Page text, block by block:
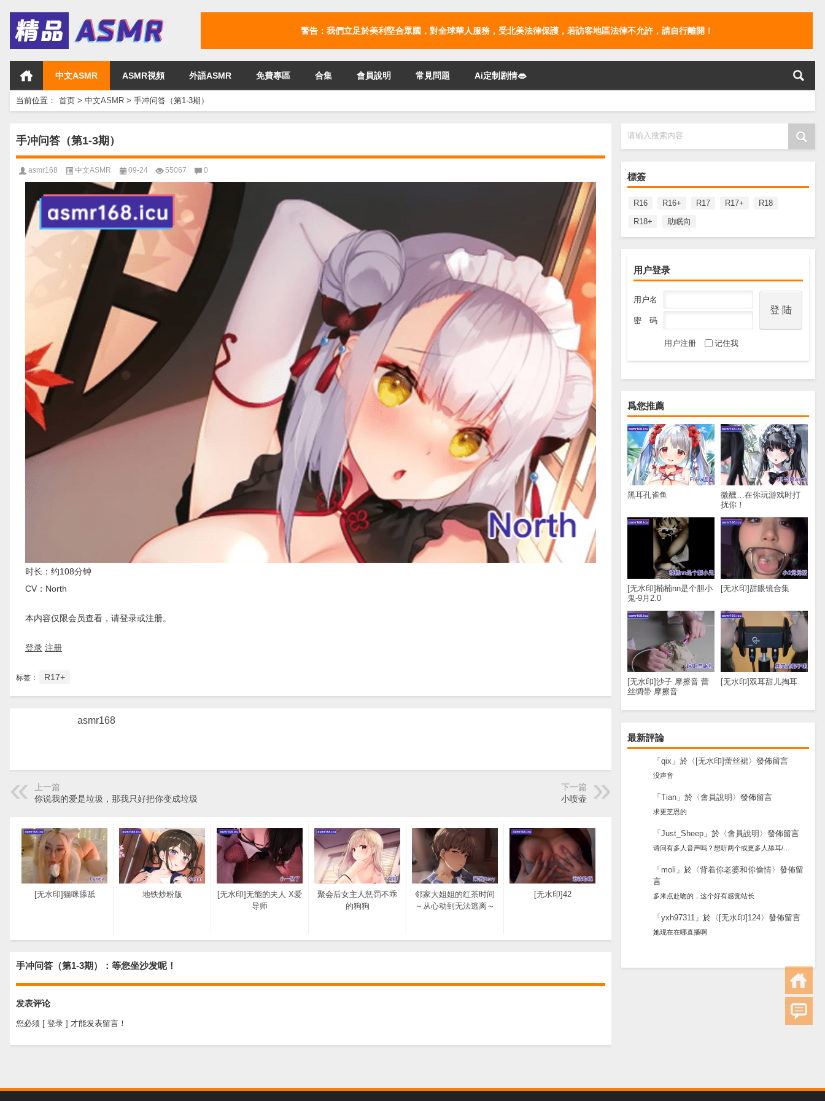
警告：我們立足於美利堅合眾國，對全球華人服務，受北美法律保護，若訪客地區法律不允許，請自行離開！
中文ASMR ASMR視頻 外語ASMR 免費專區 合集 會員說明 常見問題 Ai定制剧情👄
当前位置： 首页 > 中文ASMR > 手冲问答（第1-3期）
请输入搜索内容
標簽
R16 R16+ R17 R17+
R18
R18+
助眠向
用户登录
用户名
密 码
用户注册 记住我
爲您推薦
黑耳孔雀鱼
微醺…在你玩游戏时打
扰你！
[无水印]楠楠nn是个胆小
鬼-9月2.0
[无水印]甜眼镜合集
[无水印]沙子 摩擦音 蕾
丝绸带 摩擦音
[无水印]双耳甜儿掏耳
最新評論
「qix 」於〈 [无水印]蕾丝裙〉發佈留言
没声音
「Tian 」於〈會員說明 〉發佈留言
求更芝恩的
「Just_Sheep 」於〈會員說明 〉發佈留言
请问有多人音声吗？想听两个或更多人舔耳/…
「moli 」於〈背着你老婆和你偷情〉發佈留
言
多来点赴吻的，这个好有感觉站长
「yxh97311 」於〈 [无水印]124〉發佈留言
她现在在哪直播啊
手冲问答（第1-3期）
asmr168 中文ASMR 09-24 55067 0
时长：约108分钟
CV：North
本内容仅限会员查看，请登录或注册。
登录 注册
标签： R17+
asmr168
上一篇
你说我的爱是垃圾，那我只好把你变成垃圾
下一篇
小喷壶
[无水印]猫咪舔舐 地铁炒粉版
[无水印]无能的夫人 X爱
导师
聚会后女主人惩罚不乖
的狗狗
邻家大姐姐的红茶时间
～从心动到无法逃离～
[无水印]42
被狠狠教育（共2篇）
手冲问答（第1-3期）：等您坐沙发呢！
发表评论
您必须 [ 登录 ] 才能发表留言！